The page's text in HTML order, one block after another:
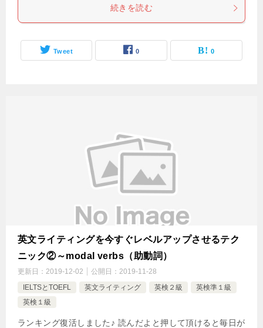
続きを読む
Tweet 0 0
英文ライティングを今すぐレベルアップさせるテク
ニック②～modal verbs（助動詞）
更新日： 2019-12-02 公開日： 2019-11-28
IELTSとTOEFL
英文ライティング 英検２級
英検準１級
英検１級
ランキング復活しました♪ 読んだよと押して頂けると毎日が